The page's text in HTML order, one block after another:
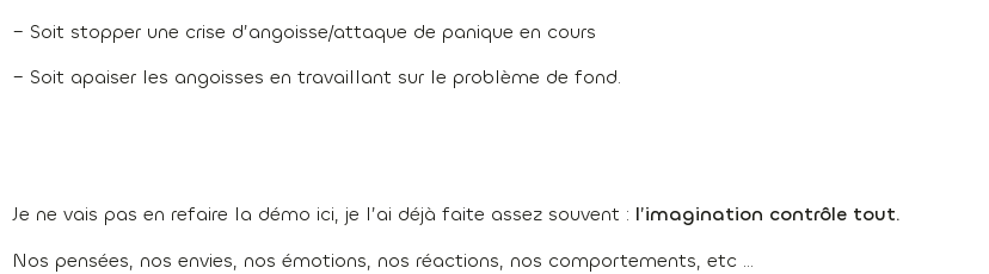
– Soit stopper une crise d’angoisse/attaque de panique en cours
– Soit apaiser les angoisses en travaillant sur le problème de fond.
Je ne vais pas en refaire la démo ici, je l’ai déjà faite assez souvent : l’imagination contrôle tout.
Nos pensées, nos envies, nos émotions, nos réactions, nos comportements, etc …